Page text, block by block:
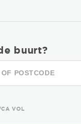
buurt?
VOL